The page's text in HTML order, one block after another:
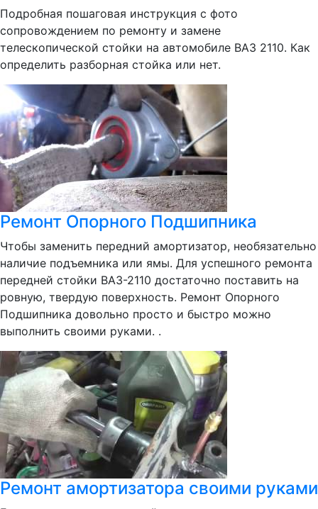
Подробная пошаговая инструкция с фото
сопровождением по ремонту и замене
телескопической стойки на автомобиле ВАЗ 2110. Как
определить разборная стойка или нет.
Ремонт Опорного Подшипника
Чтобы заменить передний амортизатор, необязательно
наличие подъемника или ямы. Для успешного ремонта
передней стойки ВАЗ-2110 достаточно поставить на
ровную, твердую поверхность. Ремонт Опорного
Подшипника довольно просто и быстро можно
выполнить своими руками. .
Ремонт амортизатора своими руками